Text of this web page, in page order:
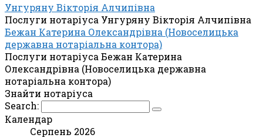
Унгуряну Вікторія Алчипівна
Послуги нотаріуса Унгуряну Вікторія Алчипівна
Бежан Катерина Олександрівна (Новоселицька
державна нотаріальна контора)
Послуги нотаріуса Бежан Катерина
Олександрівна (Новоселицька державна
нотаріальна контора)
Знайти нотаріуса
Search:
Календар
Серпень 2026